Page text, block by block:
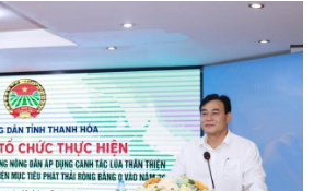
là mục tiêu đưa phát thải ròng
vào năm 2050.